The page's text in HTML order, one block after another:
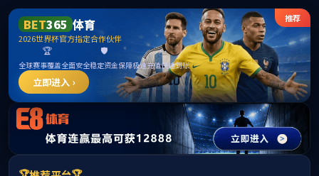
中国·必威(bw·西汉姆联)有限公司-Official
website